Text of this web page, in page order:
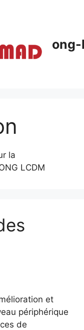
la
LCDM
et
périphérique
de